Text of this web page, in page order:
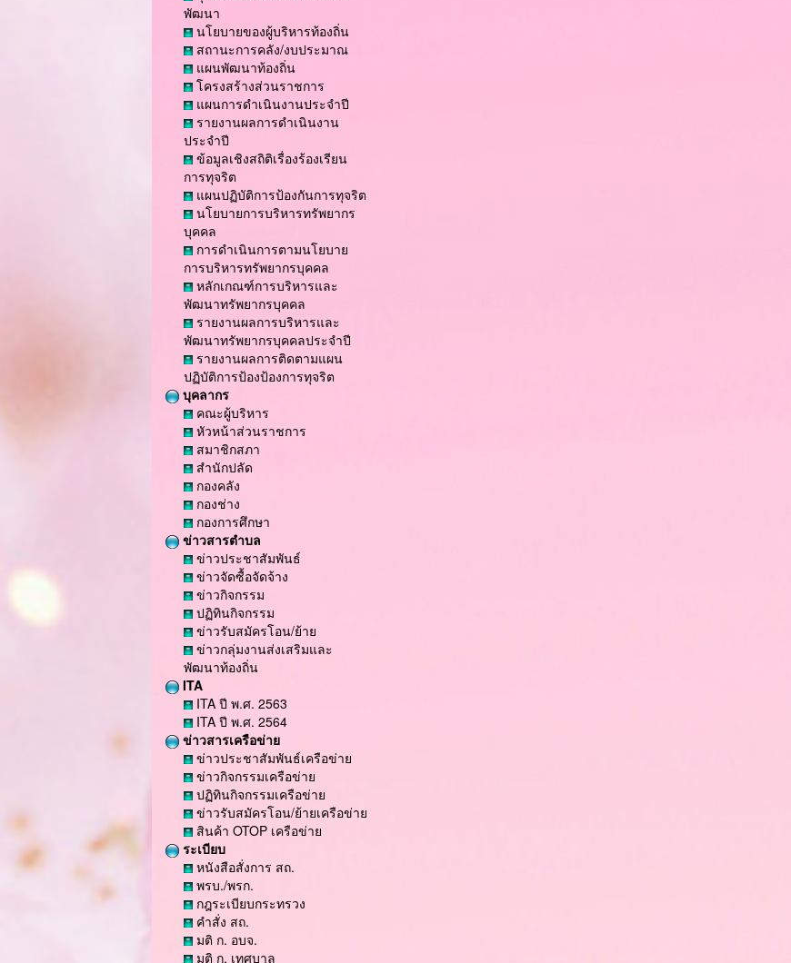
พัฒนา
นโยบายของผู้บริหารท้องถิ่น
สถานะการคลัง/งบประมาณ
แผนพัฒนาท้องถิ่น
โครงสร้างส่วนราชการ
แผนการดำเนินงานประจำปี
รายงานผลการดำเนินงาน
ประจำปี
ข้อมูลเชิงสถิติเรื่องร้องเรียน
การทุจริต
แผนปฏิบัติการป้องกันการทุจริต
นโยบายการบริหารทรัพยากร
บุคคล
การดำเนินการตามนโยบาย
การบริหารทรัพยากรบุคคล
หลักเกณฑ์การบริหารและ
พัฒนาทรัพยากรบุคคล
รายงานผลการบริหารและ
พัฒนาทรัพยากรบุคคลประจำปี
รายงานผลการติดตามแผน
ปฏิบัติการป้องป้องการทุจริต
บุคลากร
คณะผู้บริหาร
หัวหน้าส่วนราชการ
สมาชิกสภา
สำนักปลัด
กองคลัง
กองช่าง
กองการศึกษา
ข่าวสารตำบล
ข่าวประชาสัมพันธ์
ข่าวจัดซื้อจัดจ้าง
ข่าวกิจกรรม
ปฏิทินกิจกรรม
ข่าวรับสมัครโอน/ย้าย
ข่าวกลุ่มงานส่งเสริมและ
พัฒนาท้องถิ่น
ITA
ITA ปี พ.ศ. 2563
ITA ปี พ.ศ. 2564
ข่าวสารเครือข่าย
ข่าวประชาสัมพันธ์เครือข่าย
ข่าวกิจกรรมเครือข่าย
ปฏิทินกิจกรรมเครือข่าย
ข่าวรับสมัครโอน/ย้ายเครือข่าย
สินค้า OTOP เครือข่าย
ระเบียบ
หนังสือสั่งการ สถ.
พรบ./พรก.
กฎระเบียบกระทรวง
คำสั่ง สถ.
มติ ก. อบจ.
มติ ก. เทศบาล